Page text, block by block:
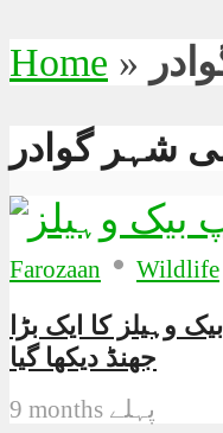
Home »
شہر گوادر
Farozaan • Wildlife
وہیلز کا ایک بڑا
جھنڈ دیکھا گیا
9 months پہلے